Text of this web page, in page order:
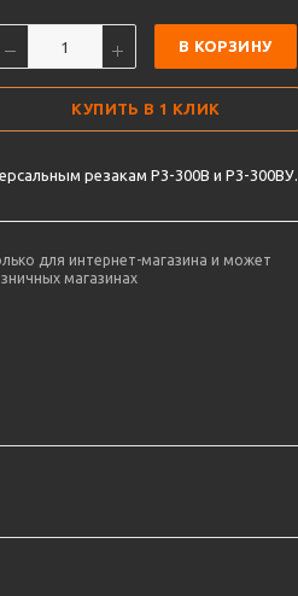
В КОРЗИНУ
КУПИТЬ В 1 КЛИК
резакам Р3-300В и Р3-300ВУ.
для интернет-магазина и может
магазинах